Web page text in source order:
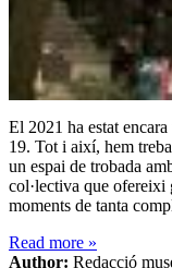
El 2021 ha estat
19. Tot i així, hem
un espai de trobada
col·lectiva que ofereixi
moments de tanta
Read more »
Author: Redacció